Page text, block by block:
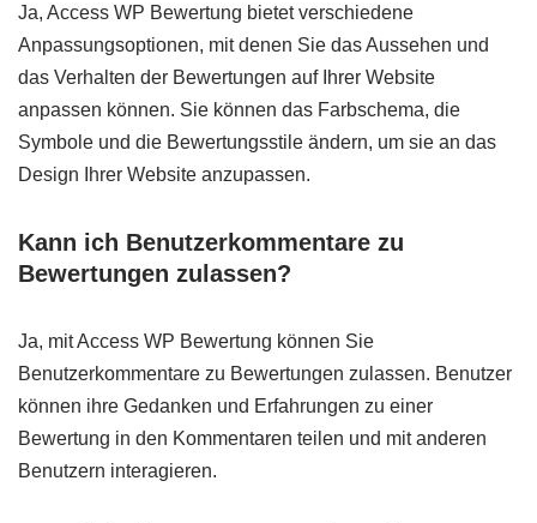
Ja, Access WP Bewertung bietet verschiedene
Anpassungsoptionen, mit denen Sie das Aussehen und
das Verhalten der Bewertungen auf Ihrer Website
anpassen können. Sie können das Farbschema, die
Symbole und die Bewertungsstile ändern, um sie an das
Design Ihrer Website anzupassen.
Kann ich Benutzerkommentare zu
Bewertungen zulassen?
Ja, mit Access WP Bewertung können Sie
Benutzerkommentare zu Bewertungen zulassen. Benutzer
können ihre Gedanken und Erfahrungen zu einer
Bewertung in den Kommentaren teilen und mit anderen
Benutzern interagieren.